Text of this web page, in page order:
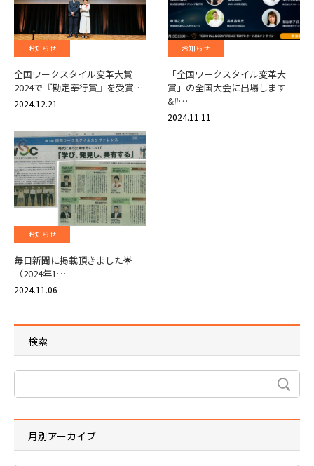
お知らせ
全国ワークスタイル変革大賞
2024で『勘定奉行賞』を受賞…
2024.12.21
お知らせ
「全国ワークスタイル変革大
賞」の全国大会に出場します
&#…
2024.11.11
お知らせ
毎日新聞に掲載頂きました🌟
（2024年1…
2024.11.06
検索
月別アーカイブ